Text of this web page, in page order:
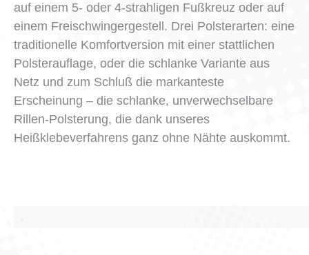
auf einem 5- oder 4-strahligen Fußkreuz oder auf
einem Freischwingergestell. Drei Polsterarten: eine
traditionelle Komfortversion mit einer stattlichen
Polsterauflage, oder die schlanke Variante aus
Netz und zum Schluß die markanteste
Erscheinung – die schlanke, unverwechselbare
Rillen-Polsterung, die dank unseres
Heißklebeverfahrens ganz ohne Nähte auskommt.